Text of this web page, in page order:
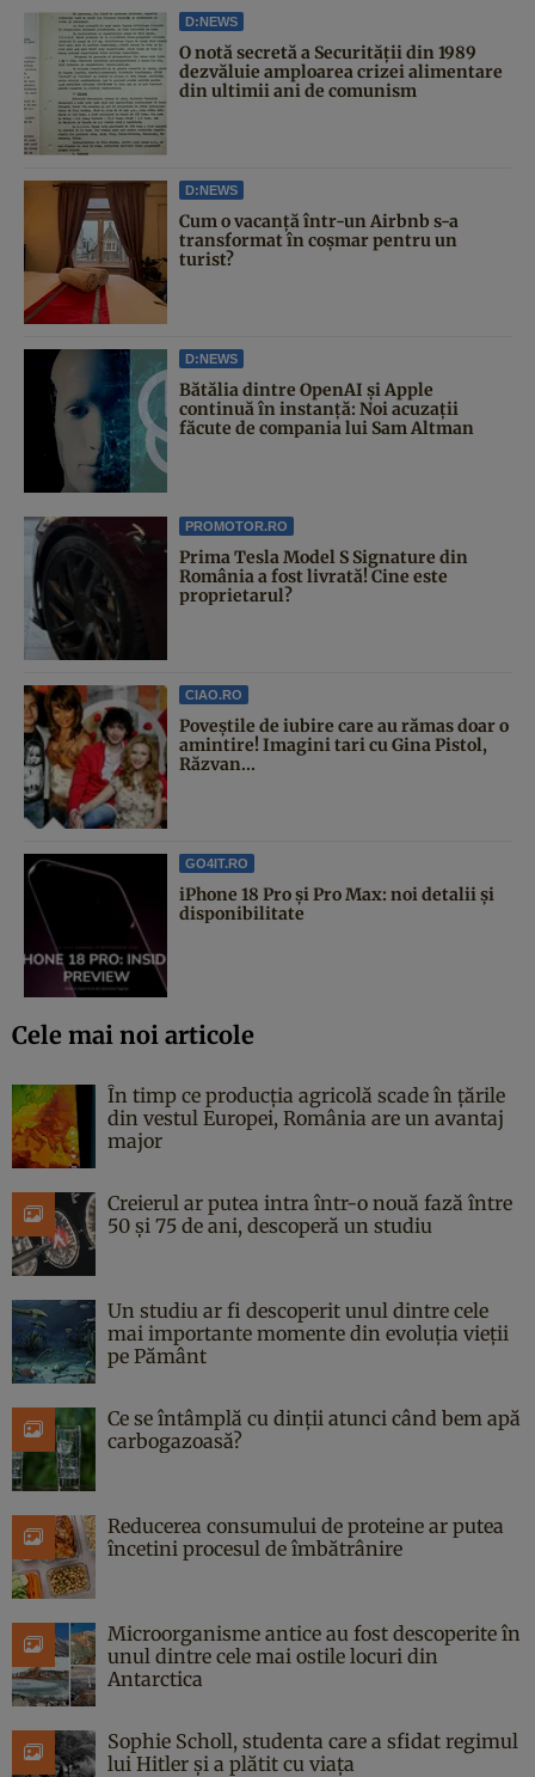
D:NEWS
O notă secretă a Securității din 1989
dezvăluie amploarea crizei alimentare
din ultimii ani de comunism
D:NEWS
Cum o vacanță într-un Airbnb s-a
transformat în coșmar pentru un
turist?
D:NEWS
Bătălia dintre OpenAI și Apple
continuă în instanță: Noi acuzații
făcute de compania lui Sam Altman
PROMOTOR.RO
Prima Tesla Model S Signature din
România a fost livrată! Cine este
proprietarul?
CIAO.RO
Poveştile de iubire care au rămas doar o
amintire! Imagini tari cu Gina Pistol,
Răzvan...
GO4IT.RO
iPhone 18 Pro și Pro Max: noi detalii și
disponibilitate
Cele mai noi articole
În timp ce producția agricolă scade în țările
din vestul Europei, România are un avantaj
major
Creierul ar putea intra într-o nouă fază între
50 și 75 de ani, descoperă un studiu
Un studiu ar fi descoperit unul dintre cele
mai importante momente din evoluția vieții
pe Pământ
Ce se întâmplă cu dinții atunci când bem apă
carbogazoasă?
Reducerea consumului de proteine ar putea
încetini procesul de îmbătrânire
Microorganisme antice au fost descoperite în
unul dintre cele mai ostile locuri din
Antarctica
Sophie Scholl, studenta care a sfidat regimul
lui Hitler și a plătit cu viața